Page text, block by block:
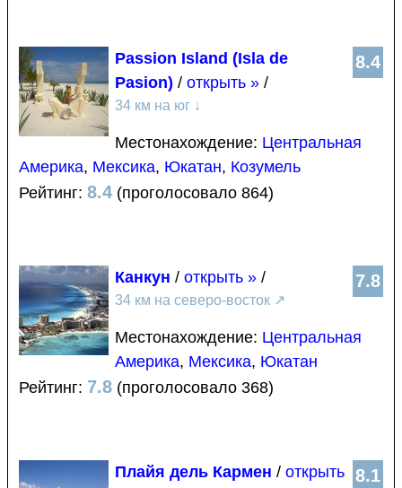
8.4
Passion Island (Isla de
Pasion) / открыть » /
34 км на юг ↓
Местонахождение: Центральная
Америка, Мексика, Юкатан, Козумель
Рейтинг: 8.4 (проголосовало 864)
7.8
Канкун / открыть » /
34 км на северо-восток ↗
Местонахождение: Центральная
Америка, Мексика, Юкатан
Рейтинг: 7.8 (проголосовало 368)
8.1
Плайя дель Кармен / открыть